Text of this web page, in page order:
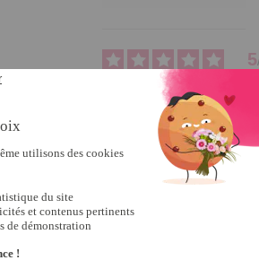
5
Avis vérifié
très pratique pas besoin
d'en raconter plus...
cordialement
Avis du 23/09/2022 , suite à
une expérience du
parA.A.
Utile(0)